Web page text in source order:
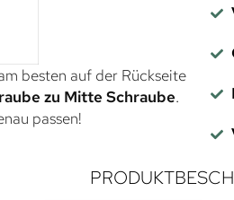
besten auf der Rückseite
zu Mitte Schraube.
passen!